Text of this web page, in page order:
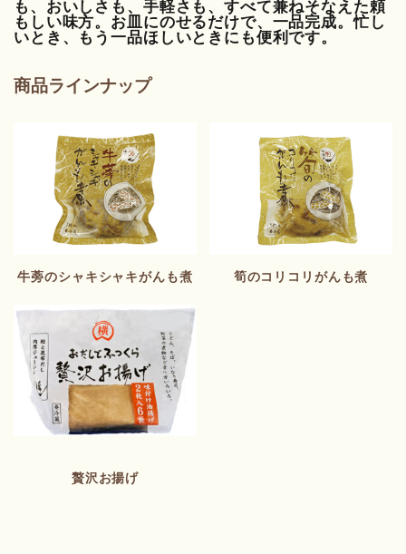
も、おいしさも、手軽さも、すべて兼ねそなえた頼
もしい味方。お皿にのせるだけで、一品完成。忙し
いとき、もう一品ほしいときにも便利です。
商品ラインナップ
牛蒡のシャキシャキがんも煮 筍のコリコリがんも煮
贅沢お揚げ